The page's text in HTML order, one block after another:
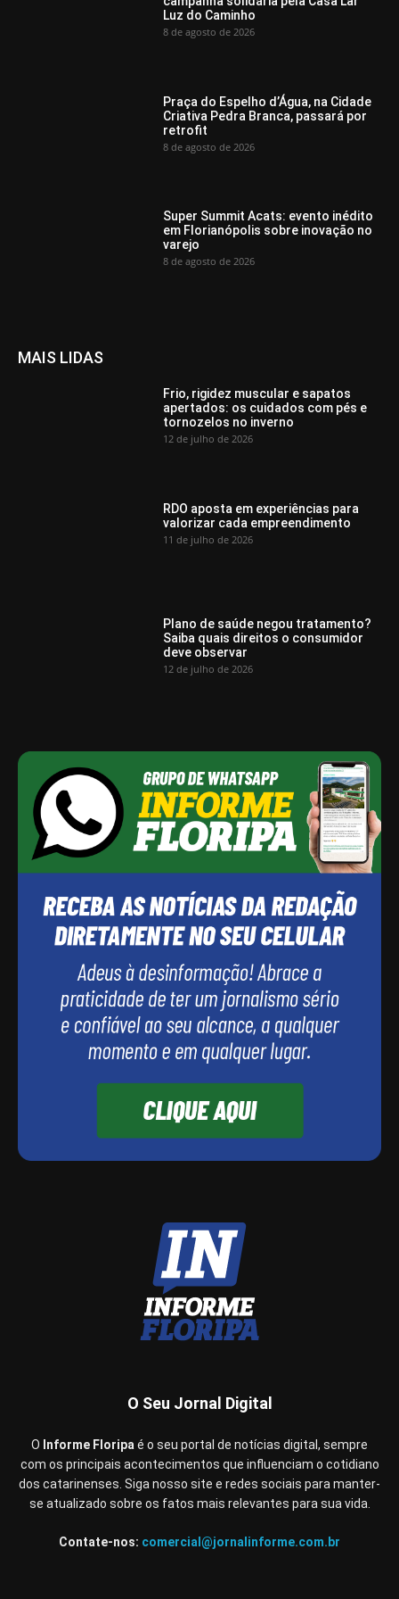
Luz do Caminho
8 de agosto de 2026
Praça do Espelho d’Água, na Cidade
Criativa Pedra Branca, passará por
retrofit
8 de agosto de 2026
Super Summit Acats: evento inédito
em Florianópolis sobre inovação no
varejo
8 de agosto de 2026
MAIS LIDAS
Frio, rigidez muscular e sapatos
apertados: os cuidados com pés e
tornozelos no inverno
12 de julho de 2026
RDO aposta em experiências para
valorizar cada empreendimento
11 de julho de 2026
Plano de saúde negou tratamento?
Saiba quais direitos o consumidor
deve observar
12 de julho de 2026
O Seu Jornal Digital
O Informe Floripa é o seu portal de notícias digital, sempre
com os principais acontecimentos que influenciam o cotidiano
dos catarinenses. Siga nosso site e redes sociais para manter-
se atualizado sobre os fatos mais relevantes para sua vida.
Contate-nos: comercial@jornalinforme.com.br